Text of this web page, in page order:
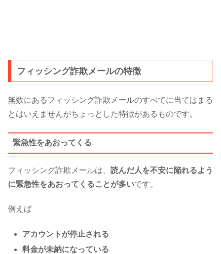
フィッシング詐欺メールの特徴
無数にあるフィッシング詐欺メールのすべてに当てはまる
とはいえませんがちょっとした特徴があるものです。
緊急性をあおってくる
フィッシング詐欺メールは、 読んだ人を不安に陥れるよう
に緊急性をあおってくることが多いです。
例えば
アカウントが停止される
料金が未納になっている